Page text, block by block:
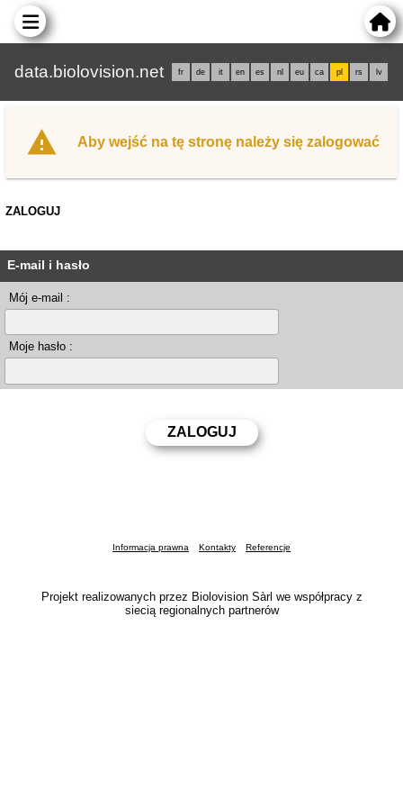
data.biolovision.net fr de it en es nl eu ca pl rs lv
Aby wejść na tę stronę należy się zalogować
ZALOGUJ
E-mail i hasło
Mój e-mail :
Moje hasło :
Informacja prawna Kontakty Referencje
Projekt realizowanych przez Biolovision Sàrl we współpracy z
siecią regionalnych partnerów